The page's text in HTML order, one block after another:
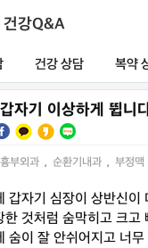
건강Q&A
건강 상담 복약
자기 이상하게 뜁니
흉부외과 , 순환기내과 , 부정맥
갑자기 심장이 상반신이
것처럼 숨막히고 크고
숨이 잘 안쉬어지고 너무